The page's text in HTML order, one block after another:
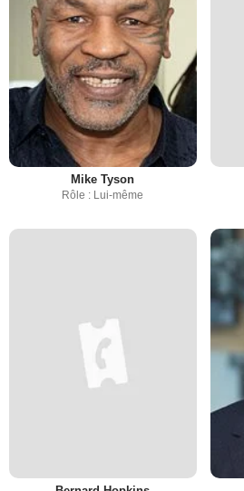
Mike Tyson
Rôle : Lui-même